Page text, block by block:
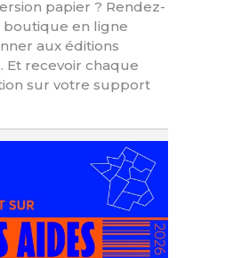
papier ? Rendez-
en ligne
aux éditions
Et recevoir chaque
sur votre support